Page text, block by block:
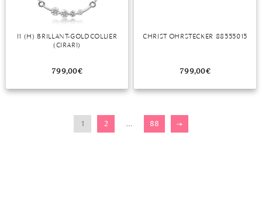
I1 (H) BRILLANT-GOLDCOLLIER
(CIRARI)
799,00€
CHRIST OHRSTECKER 88555015
799,00€
1 2 … 88 →